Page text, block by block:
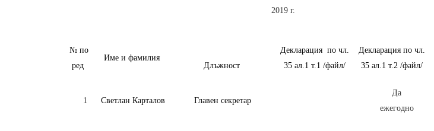
2019 г.
№ по
ред
Име и фамилия
Длъжност
Декларация по чл.
35 ал.1 т.1 /файл/
Декларация по чл.
35 ал.1 т.2 /файл/
1 Светлан Карталов Главен секретар
Да
ежегодно